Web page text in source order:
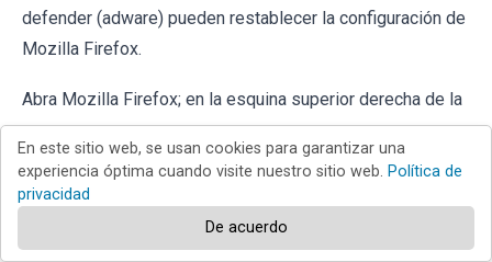
defender (adware) pueden restablecer la configuración de
Mozilla Firefox.
Abra Mozilla Firefox; en la esquina superior derecha de la
ventana principal, haga clic en elmenú de Firefox
En este sitio web, se usan cookies para garantizar una
experiencia óptima cuando visite nuestro sitio web. Política de
privacidad
De acuerdo